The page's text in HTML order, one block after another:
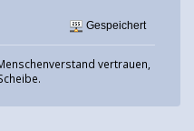
Gespeichert
vertrauen,